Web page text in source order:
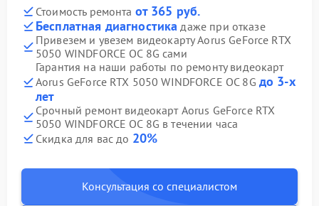
Стоимость ремонта от 365 руб.
Бесплатная диагностика даже при отказе
Привезем и увезем видеокарту Aorus GeForce RTX
5050 WINDFORCE OC 8G сами
Гарантия на наши работы по ремонту видеокарт
Aorus GeForce RTX 5050 WINDFORCE OC 8G до 3-х
лет
Срочный ремонт видеокарт Aorus GeForce RTX
5050 WINDFORCE OC 8G в течении часа
Скидка для вас до 20%
Консультация со специалистом